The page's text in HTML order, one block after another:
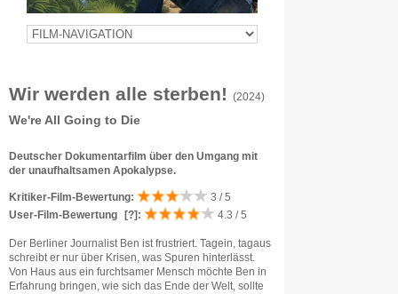
Wir werden alle sterben! (2024)
We're All Going to Die
Deutscher Dokumentarfilm über den Umgang mit
der unaufhaltsamen Apokalypse.
Kritiker-Film-Bewertung:
3 / 5
User-Film-Bewertung
[?] : 4.3 / 5
Der Berliner Journalist Ben ist frustriert. Tagein, tagaus
schreibt er nur über Krisen, was Spuren hinterlässt.
Von Haus aus ein furchtsamer Mensch möchte Ben in
Erfahrung bringen, wie sich das Ende der Welt, sollte